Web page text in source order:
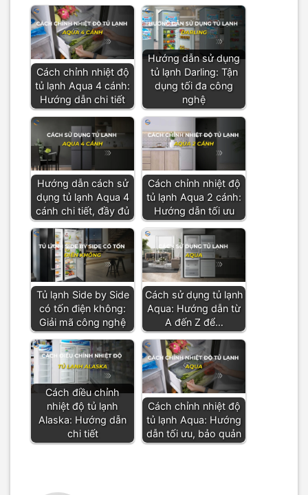
Cách chỉnh nhiệt độ
tủ lạnh Aqua 4 cánh:
Hướng dẫn chi tiết
Hướng dẫn sử dụng
tủ lạnh Darling: Tận
dụng tối đa công
nghệ
Hướng dẫn cách sử
dụng tủ lạnh Aqua 4
cánh chi tiết, đầy đủ
Cách chỉnh nhiệt độ
tủ lạnh Aqua 2 cánh:
Hướng dẫn tối ưu
Tủ lạnh Side by Side
có tốn điện không:
Giải mã công nghệ
Cách sử dụng tủ lạnh
Aqua: Hướng dẫn từ
A đến Z để…
Cách điều chỉnh
nhiệt độ tủ lạnh
Alaska: Hướng dẫn
chi tiết
Cách chỉnh nhiệt độ
tủ lạnh Aqua: Hướng
dẫn tối ưu, bảo quản